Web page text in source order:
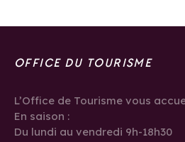
OFFICE DU TOURISME
L’Office de Tourisme vous
En saison :
Du lundi au vendredi 9h-18h30